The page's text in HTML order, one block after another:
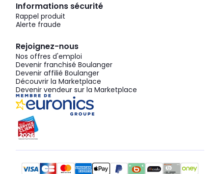
Informations sécurité
Rappel produit
Alerte fraude
Rejoignez-nous
Nos offres d'emploi
Devenir franchisé Boulanger
Devenir affilié Boulanger
Découvrir la Marketplace
Devenir vendeur sur la Marketplace